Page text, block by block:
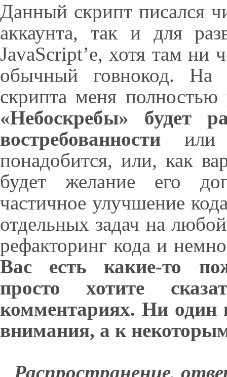
Данный скрипт писался
аккаунта, так и для
JavaScript’е, хотя там ни
обычный говнокод. На
скрипта меня
«Небоскребы» будет
востребованности или
понадобится, или, как
будет желание его
частичное улучшение
отдельных задач на
рефакторинг кода и
Вас есть какие-то
просто хотите
комментариях. Ни один
внимания, а к